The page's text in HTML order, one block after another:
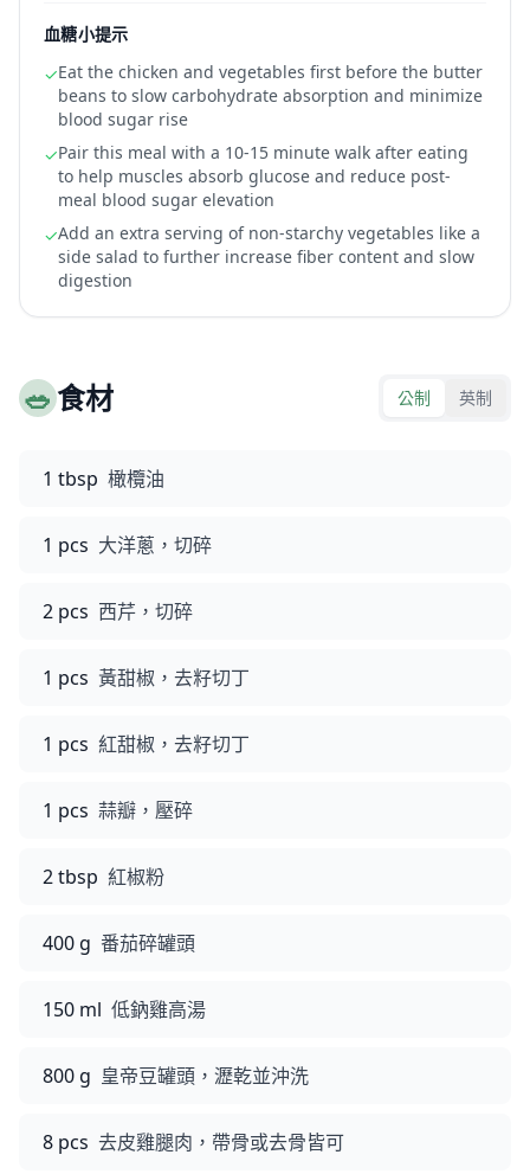
血糖小提示
✓Eat the chicken and vegetables first before the butter
beans to slow carbohydrate absorption and minimize
blood sugar rise
✓Pair this meal with a 10-15 minute walk after eating
to help muscles absorb glucose and reduce post-
meal blood sugar elevation
✓Add an extra serving of non-starchy vegetables like a
side salad to further increase fiber content and slow
digestion
🥗食材 公制 英制
1 tbsp 橄欖油
1 pcs 大洋蔥，切碎
2 pcs 西芹，切碎
1 pcs 黃甜椒，去籽切丁
1 pcs 紅甜椒，去籽切丁
1 pcs 蒜瓣，壓碎
2 tbsp 紅椒粉
400 g 番茄碎罐頭
150 ml 低鈉雞高湯
800 g 皇帝豆罐頭，瀝乾並沖洗
8 pcs 去皮雞腿肉，帶骨或去骨皆可